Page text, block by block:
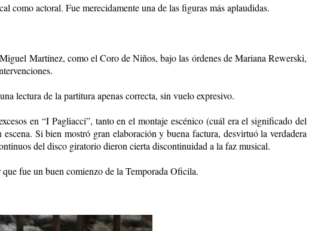
como actoral. Fue merecidamente una de las figuras más aplaudidas.
Martínez, como el Coro de Niños, bajo las órdenes de Mariana Rewerski,
lectura de la partitura apenas correcta, sin vuelo expresivo.
en “I Pagliacci”, tanto en el montaje escénico (cuál era el significado del
Si bien mostró gran elaboración y buena factura, desvirtuó la verdadera
del disco giratorio dieron cierta discontinuidad a la faz musical.
fue un buen comienzo de la Temporada Oficila.